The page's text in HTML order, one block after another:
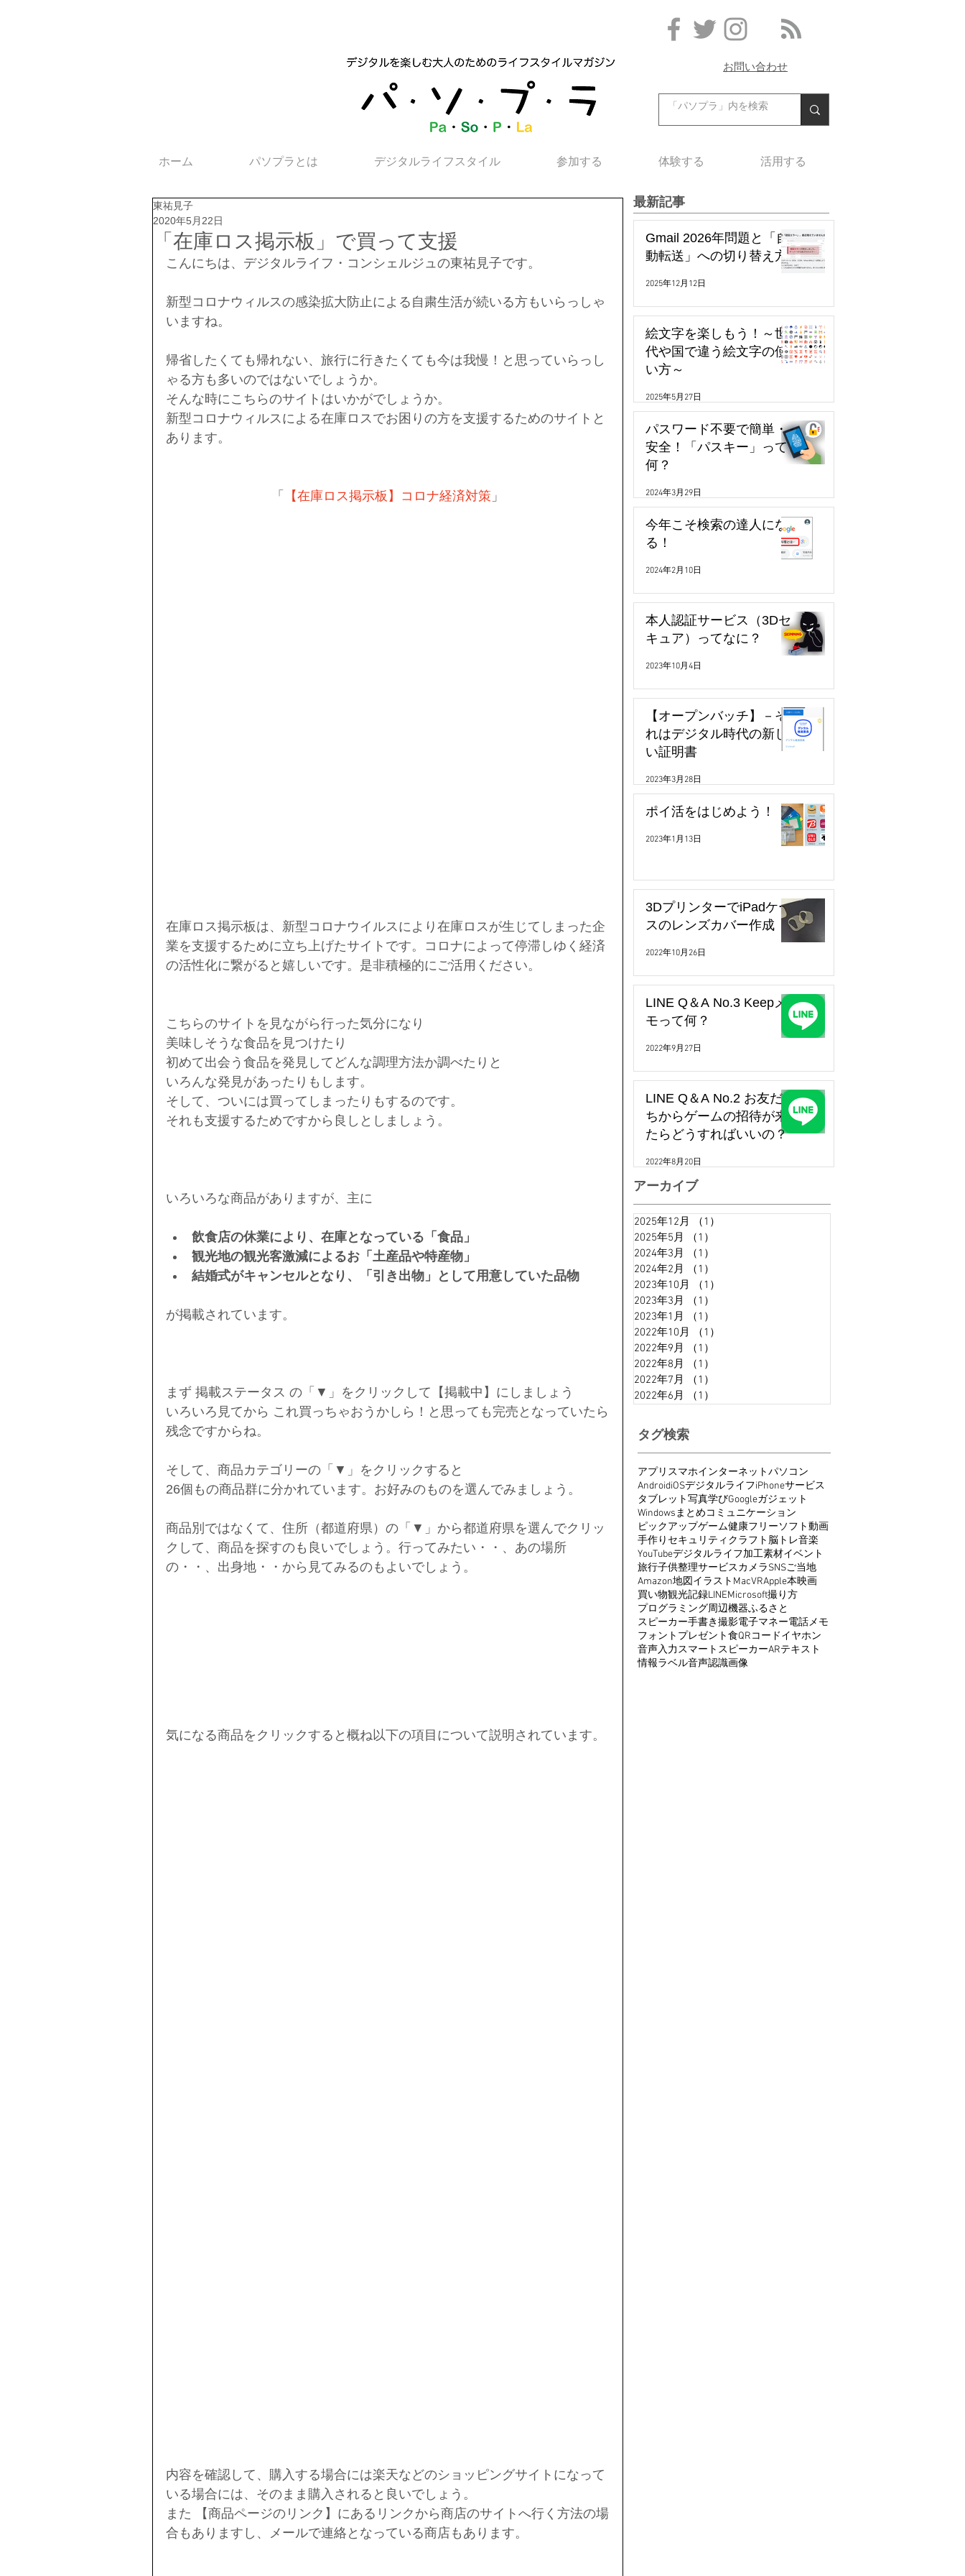
お問い合わせ
ホーム パソプラとは デジタルライフスタイル 参加する 体験する 活用する
「在庫ロス掲示板」で買って支援
東祐見子
2020年5月22日
こんにちは、デジタルライフ・コンシェルジュの東祐見子です。
新型コロナウィルスの感染拡大防止による自粛生活が続いる方もいらっしゃ
いますね。
帰省したくても帰れない、旅行に行きたくても今は我慢！と思っていらっし
ゃる方も多いのではないでしょうか。
そんな時にこちらのサイトはいかがでしょうか。
新型コロナウィルスによる在庫ロスでお困りの方を支援するためのサイトと
あります。
「 【在庫ロス掲示板】コロナ経済対策 」
在庫ロス掲示板は、新型コロナウイルスにより在庫ロスが生じてしまった企
業を支援するために立ち上げたサイトです。コロナによって停滞しゆく経済
の活性化に繋がると嬉しいです。是非積極的にご活用ください。
こちらのサイトを見ながら行った気分になり
美味しそうな食品を見つけたり
初めて出会う食品を発見してどんな調理方法か調べたりと
いろんな発見があったりもします。
そして、ついには買ってしまったりもするのです。
それも支援するためですから良しとしましょう。
いろいろな商品がありますが、主に
飲食店の休業により、在庫となっている「食品」
観光地の観光客激減によるお「土産品や特産物」
結婚式がキャンセルとなり、「引き出物」として用意していた品物
が掲載されています。
まず 掲載ステータス の「▼」をクリックして【掲載中】にしましょう
いろいろ見てから これ買っちゃおうかしら！と思っても完売となっていたら
残念ですからね。
そして、商品カテゴリーの「▼」をクリックすると
26個もの商品群に分かれています。お好みのものを選んでみましょう。
商品別ではなくて、住所（都道府県）の「▼」から都道府県を選んでクリッ
クして、商品を探すのも良いでしょう。行ってみたい・・、あの場所
の・・、出身地・・から見てみるのもよいでしょう。
気になる商品をクリックすると概ね以下の項目について説明されています。
内容を確認して、購入する場合には楽天などのショッピングサイトになって
いる場合には、そのまま購入されると良いでしょう。
また 【商品ページのリンク】にあるリンクから商店のサイトへ行く方法の場
合もありますし、メールで連絡となっている商店もあります。
最新記事
Gmail 2026年問題と「自
動転送」への切り替え方
2025年12月12日
絵文字を楽しもう！～世
代や国で違う絵文字の使
い方～
2025年5月27日
パスワード不要で簡単・
安全！「パスキー」って
何？
2024年3月29日
今年こそ検索の達人にな
る！
2024年2月10日
本人認証サービス（3Dセ
キュア）ってなに？
2023年10月4日
【オープンバッチ】－そ
れはデジタル時代の新し
い証明書
2023年3月28日
ポイ活をはじめよう！
2023年1月13日
3DプリンターでiPadケー
スのレンズカバー作成
2022年10月26日
LINE Q＆A No.3 Keepメ
モって何？
2022年9月27日
LINE Q＆A No.2 お友だ
ちからゲームの招待が来
たらどうすればいいの？
2022年8月20日
アーカイブ
2025年12月 （1）
2025年5月
（1）
2024年3月
（1）
2024年2月
（1）
2023年10月
（1）
2023年3月
（1）
2023年1月
（1）
2022年10月
（1）
2022年9月
（1）
2022年8月
（1）
2022年7月
（1）
2022年6月
（1）
タグ検索
アプリ スマホインターネットパソコン
AndroidiOSデジタルライフiPhoneサービス
タブレット写真学びGoogleガジェット
Windowsまとめコミュニケーション
ピックアップゲーム健康フリーソフト動画
手作り セキュリティ クラフト脳トレ音楽
YouTubeデジタルライフ加工素材イベント
旅行子供整理サービスカメラSNSご当地
Amazon地図イラスト MacVRApple本映画
買い物観光記録LINEMicrosoft撮り方
プログラミング周辺機器ふるさと
スピーカー手書き撮影電子マネー電話メモ
フォント プレゼント食QRコードイヤホン
音声入力スマートスピーカーARテキスト
情報ラベル音声認識画像